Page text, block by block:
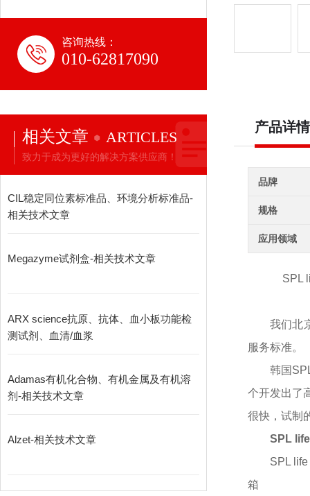
咨询热线：
010-62817090
相关文章 ARTICLES
致力于成为更好的解决方案供应商！
CIL稳定同位素标准品、环境分析标准品-
相关技术文章
Megazyme试剂盒-相关技术文章
ARX science抗原、抗体、血小板功能检
测试剂、血清/血浆
Adamas有机化合物、有机金属及有机溶
剂-相关技术文章
Alzet-相关技术文章
产品详情
品牌
规格
应用领域
SPL
我们北
服务标准。
韩国
个开发出了
很快，试制
SPL
SPL
箱